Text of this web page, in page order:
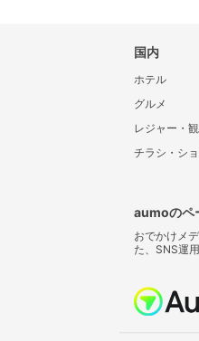
国内
ホテル
グルメ
レジャー・
チラシ・シ
aumoのペ
おでかけメ
た、SNS運